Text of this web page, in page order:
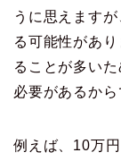
うに思えます
る可能性があ
ることが多い
必要があるから
例えば、10万